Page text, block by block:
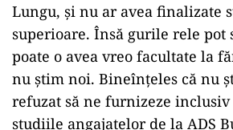
Lungu, și nu ar avea finalizate
superioare. Însă gurile rele pot
poate o avea vreo facultate la
nu știm noi. Bineînțeles că nu
refuzat să ne furnizeze
studiile angajatelor de la ADS